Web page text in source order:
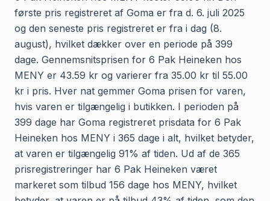
første pris registreret af Goma er fra d. 6. juli 2025
og den seneste pris registreret er fra i dag (8.
august), hvilket dækker over en periode på 399
dage. Gennemsnitsprisen for 6 Pak Heineken hos
MENY er 43.59 kr og varierer fra 35.00 kr til 55.00
kr i pris. Hver nat gemmer Goma prisen for varen,
hvis varen er tilgængelig i butikken. I perioden på
399 dage har Goma registreret prisdata for 6 Pak
Heineken hos MENY i 365 dage i alt, hvilket betyder,
at varen er tilgængelig 91% af tiden. Ud af de 365
prisregistreringer har 6 Pak Heineken været
markeret som tilbud 156 dage hos MENY, hvilket